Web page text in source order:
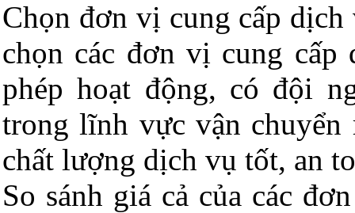
Chọn đơn vị cung cấp
chọn các đơn vị cung
phép hoạt động, có đội
trong lĩnh vực vận chuyển
chất lượng dịch vụ tốt, an
So sánh giá cả của các